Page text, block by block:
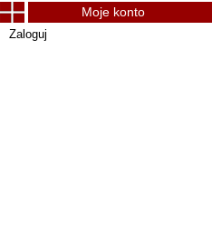
Moje konto
Zaloguj